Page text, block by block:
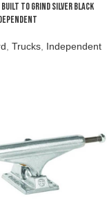
Built To Grind Silver Black
Trucks Independent